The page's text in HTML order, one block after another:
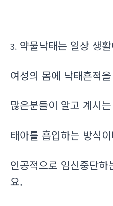
3. 약물낙태는 일상 생
여성의 몸에 낙태흔적
많은분들이 알고 계시
태아를 흡입하는 방식
인공적으로 임신중단
요.